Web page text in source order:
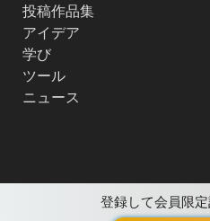
投稿作品集
アイデア
学び
ツール
ニュース
登録して会員限